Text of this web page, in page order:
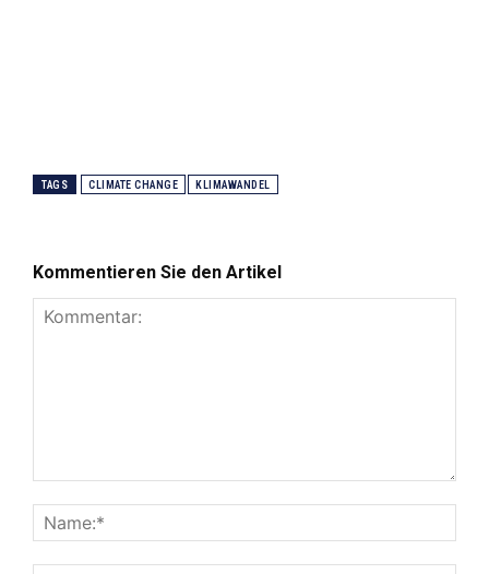
TAGS CLIMATE CHANGE KLIMAWANDEL
Kommentieren Sie den Artikel